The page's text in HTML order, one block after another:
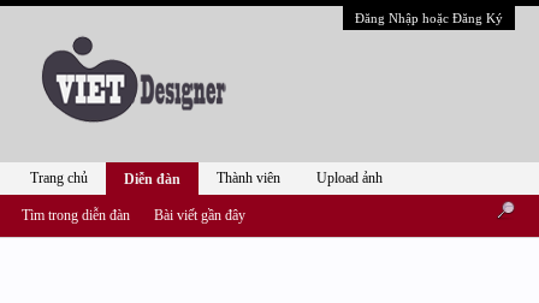
Đăng Nhập hoặc Đăng Ký
Trang chủ Diễn đàn
Tìm trong diễn đàn Bài viết gần đây
Thành viên Upload ảnh